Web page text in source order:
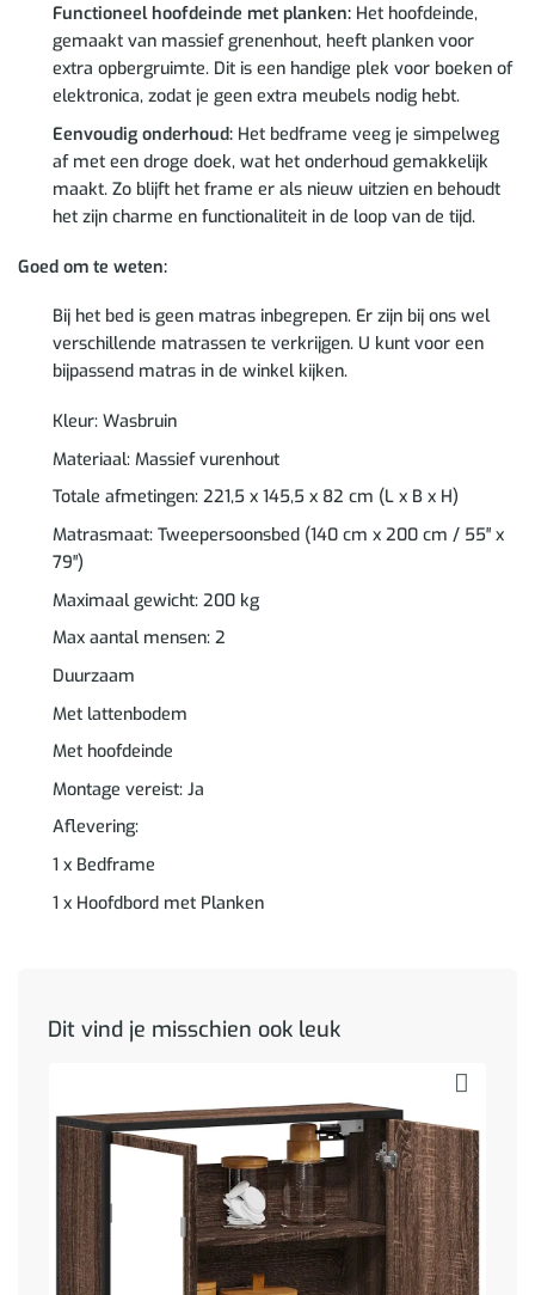
Functioneel hoofdeinde met planken:Het hoofdeinde,
gemaakt van massief grenenhout, heeft planken voor
extra opbergruimte. Dit is een handige plek voor boeken of
elektronica, zodat je geen extra meubels nodig hebt.
Eenvoudig onderhoud:Het bedframe veeg je simpelweg
af met een droge doek, wat het onderhoud gemakkelijk
maakt. Zo blijft het frame er als nieuw uitzien en behoudt
het zijn charme en functionaliteit in de loop van de tijd.
Goed om te weten:
Bij het bed is geen matras inbegrepen. Er zijn bij ons wel
verschillende matrassen te verkrijgen. U kunt voor een
bijpassend matras in de winkel kijken.
Kleur: Wasbruin
Materiaal: Massief vurenhout
Totale afmetingen: 221,5 x 145,5 x 82 cm (L x B x H)
Matrasmaat: Tweepersoonsbed (140 cm x 200 cm / 55″ x
79″)
Maximaal gewicht: 200 kg
Max aantal mensen: 2
Duurzaam
Met lattenbodem
Met hoofdeinde
Montage vereist: Ja
Aflevering:
1 x Bedframe
1 x Hoofdbord met Planken
Dit vind je misschien ook leuk